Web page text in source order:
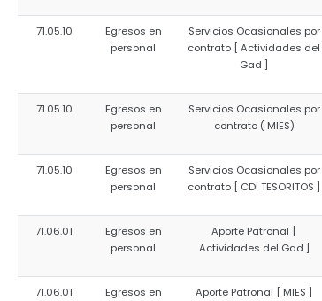
71.05.10
Egresos en
personal
Servicios Ocasionales por
contrato [ Actividades del
Gad ]
71.05.10
Egresos en
personal
Servicios Ocasionales por
contrato ( MIES)
71.05.10
Egresos en
personal
Servicios Ocasionales por
contrato [ CDI TESORITOS ]
71.06.01
Egresos en
personal
Aporte Patronal [
Actividades del Gad ]
71.06.01
Egresos en
Aporte Patronal [ MIES ]